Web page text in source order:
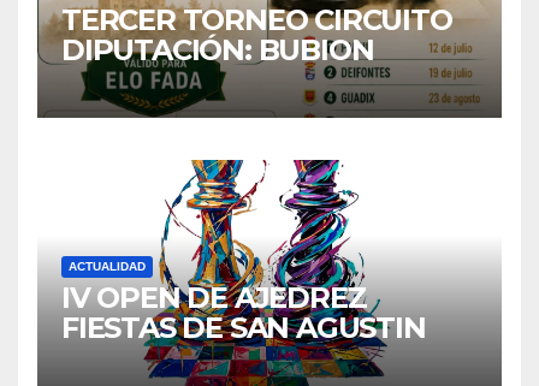
TERCER TORNEO CIRCUITO
DIPUTACIÓN: BUBION
ACTUALIDAD
IV OPEN DE AJEDREZ
FIESTAS DE SAN AGUSTIN